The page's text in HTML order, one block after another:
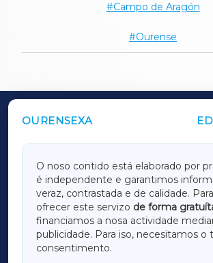
Campo de Aragón
Ourense
OURENSEXA
O noso contido está elaborado por
é independente e garantimos
veraz, contrastada e de calidade.
ofrecer este servizo de forma
financiamos a nosa actividade
publicidade. Para iso, necesitamos o
consentimento.
OUTROS PERIÓDICOS
LUGOXA
TERRACHAXA